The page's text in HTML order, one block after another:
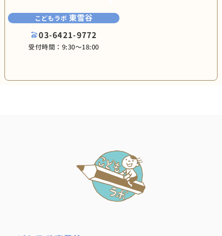
こどもラボ 東雪谷
03-6421-9772
受付時間：9:30〜18:00